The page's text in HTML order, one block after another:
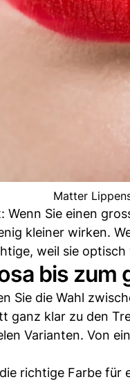
Matter
Wenn Sie einen
kleiner wirken.
weil sie
bis zum
Sie die Wahl
ganz klar zu den
Varianten. Von
richtige Farbe